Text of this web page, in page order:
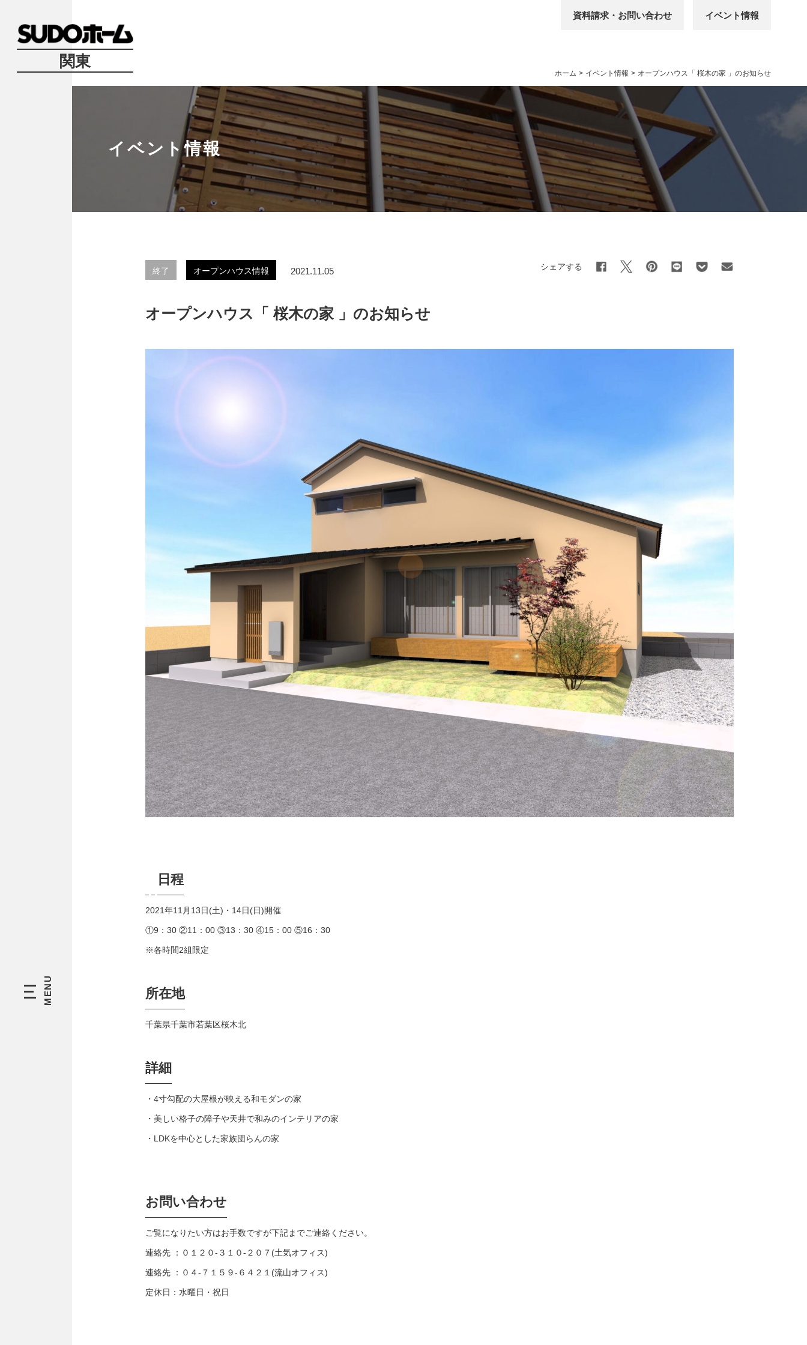
関東
資料請求・お問い合わせ イベント情報
ホーム > イベント情報 > オープンハウス「 桜木の家 」のお知らせ
イベント情報
終了 オープンハウス情報 2021.11.05 シェアする
オープンハウス「 桜木の家 」のお知らせ
日程
2021年11月13日(土)・14日(日)開催
①9：30 ②11：00 ③13：30 ④15：00 ⑤16：30
※各時間2組限定
所在地
千葉県千葉市若葉区桜木北
詳細
・4寸勾配の大屋根が映える和モダンの家
・美しい格子の障子や天井で和みのインテリアの家
・LDKを中心とした家族団らんの家
お問い合わせ
ご覧になりたい方はお手数ですが下記までご連絡ください。
連絡先 ：０１２０-３１０-２０７(土気オフィス)
連絡先 ：０４-７１５９-６４２１(流山オフィス)
定休日：水曜日・祝日